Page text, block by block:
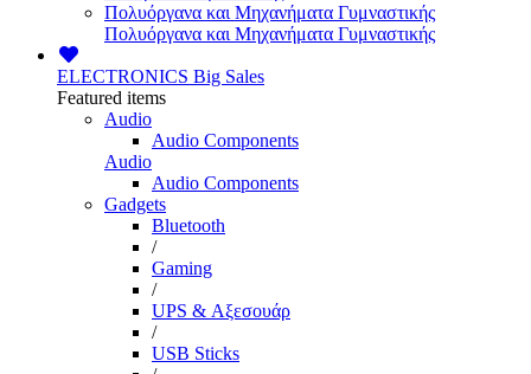
Πολυόργανα και Μηχανήματα Γυμναστικής
Πολυόργανα και Μηχανήματα Γυμναστικής
ELECTRONICS Big Sales
Featured items
Audio
Audio Components
Audio
Audio Components
Gadgets
Bluetooth
/
Gaming
/
UPS & Αξεσουάρ
/
USB Sticks